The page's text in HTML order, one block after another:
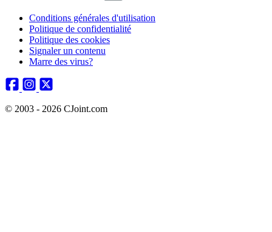
Conditions générales d'utilisation
Politique de confidentialité
Politique des cookies
Signaler un contenu
Marre des virus?
© 2003 - 2026 CJoint.com